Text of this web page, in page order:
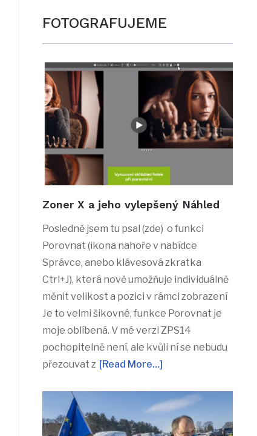
FOTOGRAFUJEME
Zoner X a jeho vylepšený Náhled
Posledně jsem tu psal (zde) o funkci
Porovnat (ikona nahoře v nabídce
Správce, anebo klávesová zkratka
Ctrl+J), která nově umožňuje individuálně
měnit velikost a pozici v rámci zobrazení
Je to velmi šikovné, funkce Porovnat je
moje oblíbená. V mé verzi ZPS14
pochopitelně není, ale kvůli ní se nebudu
přezouvat z [Read More…]